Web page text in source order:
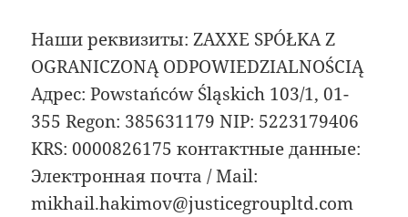
Наши реквизиты: ZAXXE SPÓŁKA Z
OGRANICZONĄ ODPOWIEDZIALNOŚCIĄ
Адрес: Powstańców Śląskich 103/1, 01-
355 Regon: 385631179 NIP: 5223179406
KRS: 0000826175 контактные данные:
Электронная почта / Mail:
mikhail.hakimov@justicegroupltd.com